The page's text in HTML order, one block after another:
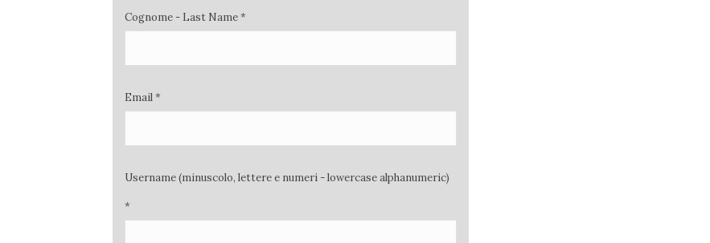
Cognome - Last Name *
Email *
Username (minuscolo, lettere e numeri - lowercase alphanumeric)
*